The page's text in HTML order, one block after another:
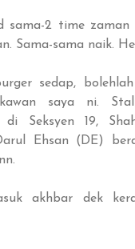
sama-2 time zaman
Sama-sama naik.
sedap,
saya ni.
di Seksyen 19,
Ehsan (DE)
akhbar dek